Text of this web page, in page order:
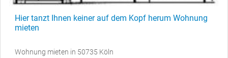
Hier tanzt Ihnen keiner auf dem Kopf herum Wohnung
mieten
Wohnung mieten in 50735 Köln